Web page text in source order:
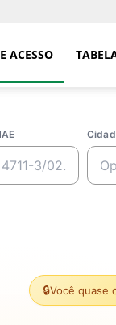
ACESSO
🔒Você quase